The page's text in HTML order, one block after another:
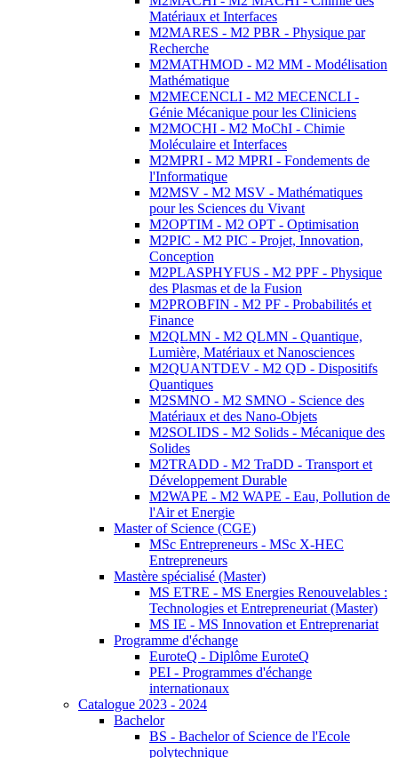
Matériaux et Interfaces
M2MARES - M2 PBR - Physique par
Recherche
M2MATHMOD - M2 MM - Modélisation
Mathématique
M2MECENCLI - M2 MECENCLI -
Génie Mécanique pour les Cliniciens
M2MOCHI - M2 MoChI - Chimie
Moléculaire et Interfaces
M2MPRI - M2 MPRI - Fondements de
l'Informatique
M2MSV - M2 MSV - Mathématiques
pour les Sciences du Vivant
M2OPTIM - M2 OPT - Optimisation
M2PIC - M2 PIC - Projet, Innovation,
Conception
M2PLASPHYFUS - M2 PPF - Physique
des Plasmas et de la Fusion
M2PROBFIN - M2 PF - Probabilités et
Finance
M2QLMN - M2 QLMN - Quantique,
Lumière, Matériaux et Nanosciences
M2QUANTDEV - M2 QD - Dispositifs
Quantiques
M2SMNO - M2 SMNO - Science des
Matériaux et des Nano-Objets
M2SOLIDS - M2 Solids - Mécanique des
Solides
M2TRADD - M2 TraDD - Transport et
Développement Durable
M2WAPE - M2 WAPE - Eau, Pollution de
l'Air et Energie
Master of Science (CGE)
MSc Entrepreneurs - MSc X-HEC
Entrepreneurs
Mastère spécialisé (Master)
MS ETRE - MS Energies Renouvelables :
Technologies et Entrepreneuriat (Master)
MS IE - MS Innovation et Entreprenariat
Programme d'échange
EuroteQ - Diplôme EuroteQ
PEI - Programmes d'échange
internationaux
Catalogue 2023 - 2024
Bachelor
BS - Bachelor of Science de l'Ecole
polytechnique